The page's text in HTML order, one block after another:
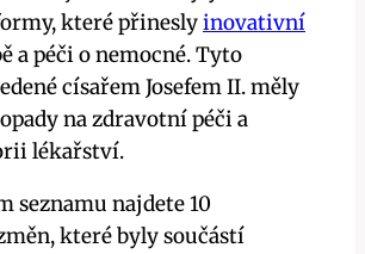
které přineslyinovativní
a péči o nemocné. Tyto
císařem Josefem II. měly
na zdravotní péči a
lékařství.
seznamu najdete 10
které byly součástí